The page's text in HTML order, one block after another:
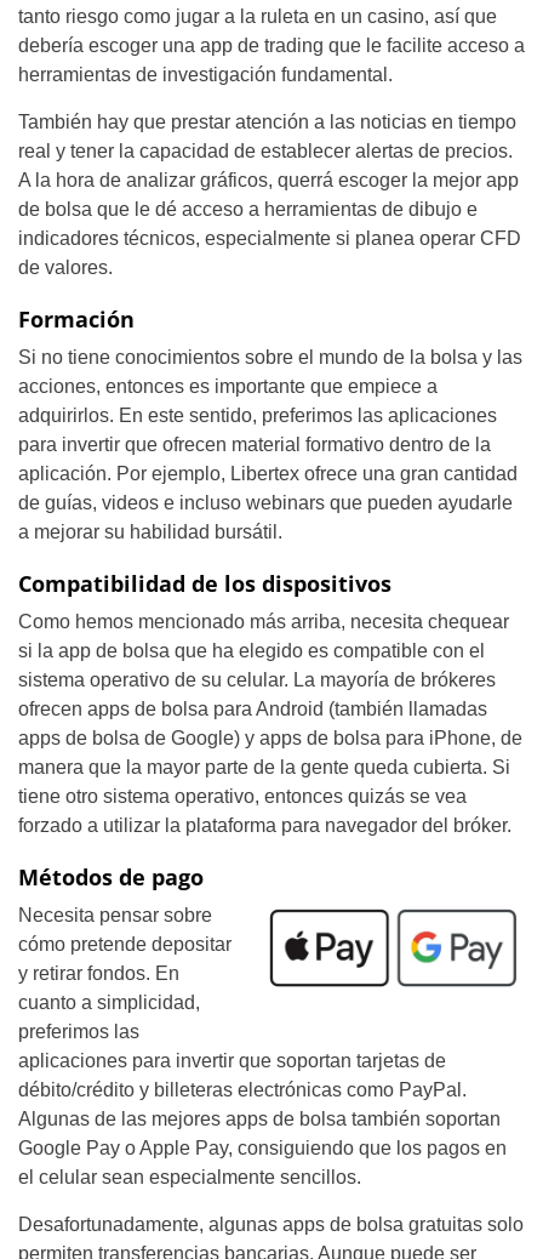
tanto riesgo como jugar a la ruleta en un casino, así que
debería escoger una app de trading que le facilite acceso a
herramientas de investigación fundamental.
También hay que prestar atención a las noticias en tiempo
real y tener la capacidad de establecer alertas de precios.
A la hora de analizar gráficos, querrá escoger la mejor app
de bolsa que le dé acceso a herramientas de dibujo e
indicadores técnicos, especialmente si planea operar CFD
de valores.
Formación
Si no tiene conocimientos sobre el mundo de la bolsa y las
acciones, entonces es importante que empiece a
adquirirlos. En este sentido, preferimos las aplicaciones
para invertir que ofrecen material formativo dentro de la
aplicación. Por ejemplo, Libertex ofrece una gran cantidad
de guías, videos e incluso webinars que pueden ayudarle
a mejorar su habilidad bursátil.
Compatibilidad de los dispositivos
Como hemos mencionado más arriba, necesita chequear
si la app de bolsa que ha elegido es compatible con el
sistema operativo de su celular. La mayoría de brókeres
ofrecen apps de bolsa para Android (también llamadas
apps de bolsa de Google) y apps de bolsa para iPhone, de
manera que la mayor parte de la gente queda cubierta. Si
tiene otro sistema operativo, entonces quizás se vea
forzado a utilizar la plataforma para navegador del bróker.
Métodos de pago
Necesita pensar sobre
cómo pretende depositar
y retirar fondos. En
cuanto a simplicidad,
preferimos las
aplicaciones para invertir que soportan tarjetas de
débito/crédito y billeteras electrónicas como PayPal.
Algunas de las mejores apps de bolsa también soportan
Google Pay o Apple Pay, consiguiendo que los pagos en
el celular sean especialmente sencillos.
Desafortunadamente, algunas apps de bolsa gratuitas solo
permiten transferencias bancarias. Aunque puede ser